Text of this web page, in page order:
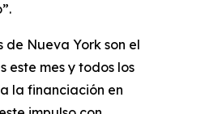
de Nueva York son el
mes y todos los
la financiación en